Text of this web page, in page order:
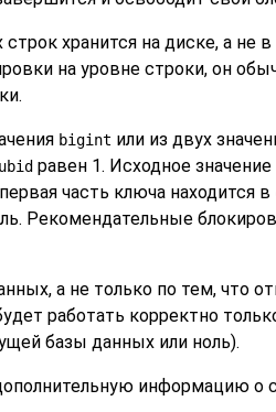
хранится на диске, а не
на уровне строки, он
bigint или из двух
равен 1. Исходное значение
часть ключа находится в
Рекомендательные
а не только по тем, что
работать корректно
базы данных или ноль).
информацию о